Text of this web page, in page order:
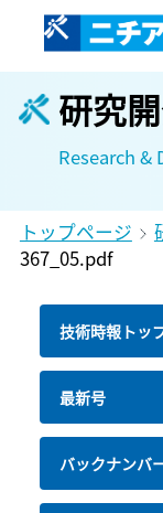
研究
Research &
トップページ
367_05.pdf
技術時報トッ
最新号
バックナンバ